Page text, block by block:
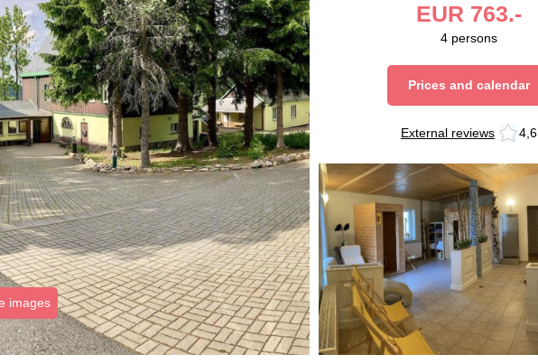
images
EUR 763.-
4 persons
Prices and calendar
External reviews 4,6